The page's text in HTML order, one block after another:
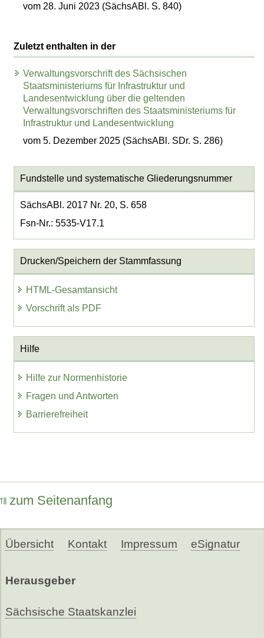
vom 28. Juni 2023 (SächsABl. S. 840)
Zuletzt enthalten in der
Verwaltungsvorschrift des Sächsischen
Staatsministeriums für Infrastruktur und
Landesentwicklung über die geltenden
Verwaltungsvorschriften des Staatsministeriums für
Infrastruktur und Landesentwicklung
vom 5. Dezember 2025 (SächsABl. SDr. S. 286)
Fundstelle und systematische Gliederungsnummer
SächsABl. 2017 Nr. 20, S. 658
Fsn-Nr.: 5535-V17.1
Drucken/Speichern der Stammfassung
HTML-Gesamtansicht
Vorschrift als PDF
Hilfe
Hilfe zur Normenhistorie
Fragen und Antworten
Barrierefreiheit
zum Seitenanfang
Übersicht Kontakt Impressum eSignatur
Herausgeber
Sächsische Staatskanzlei